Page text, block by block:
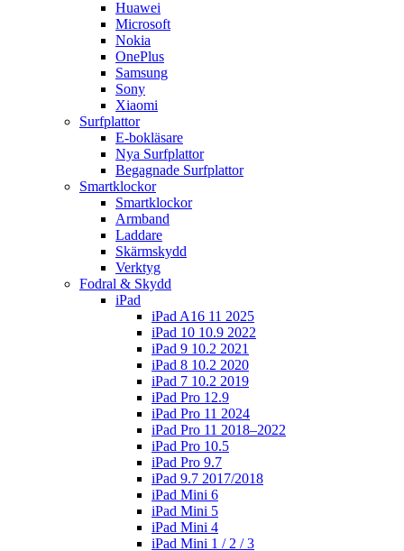
Huawei
Microsoft
Nokia
OnePlus
Samsung
Sony
Xiaomi
Surfplattor
E-bokläsare
Nya Surfplattor
Begagnade Surfplattor
Smartklockor
Smartklockor
Armband
Laddare
Skärmskydd
Verktyg
Fodral & Skydd
iPad
iPad A16 11 2025
iPad 10 10.9 2022
iPad 9 10.2 2021
iPad 8 10.2 2020
iPad 7 10.2 2019
iPad Pro 12.9
iPad Pro 11 2024
iPad Pro 11 2018–2022
iPad Pro 10.5
iPad Pro 9.7
iPad 9.7 2017/2018
iPad Mini 6
iPad Mini 5
iPad Mini 4
iPad Mini 1 / 2 / 3